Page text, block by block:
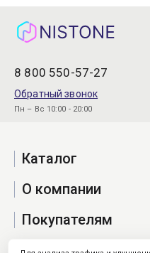
8 800 550-57-27
Обратный звонок
Пн – Вс 10:00 - 20:00
Каталог
О компании
Покупателям